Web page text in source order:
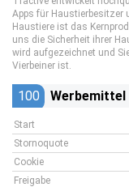
Apps für Haustierbesitzer
Haustiere ist das
uns die Sicherheit ihrer
wird aufgezeichnet und
Vierbeiner ist.
100 Werbemittel
Start
Stornoquote
Cookie
Freigabe